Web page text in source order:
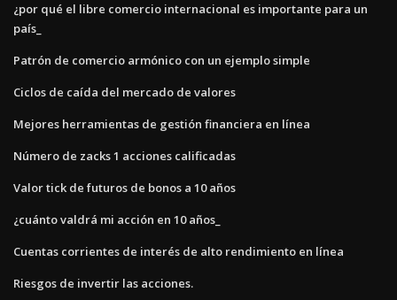
¿por qué el libre comercio internacional es importante para un
país_
Patrón de comercio armónico con un ejemplo simple
Ciclos de caída del mercado de valores
Mejores herramientas de gestión financiera en línea
Número de zacks 1 acciones calificadas
Valor tick de futuros de bonos a 10 años
¿cuánto valdrá mi acción en 10 años_
Cuentas corrientes de interés de alto rendimiento en línea
Riesgos de invertir las acciones.